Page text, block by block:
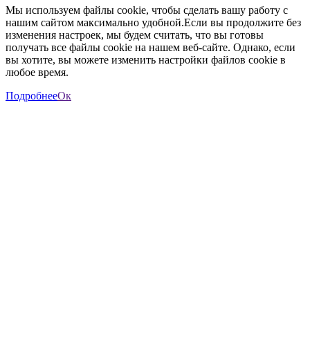
Мы используем файлы cookie, чтобы сделать вашу работу с
нашим сайтом максимально удобной.Если вы продолжите без
изменения настроек, мы будем считать, что вы готовы
получать все файлы cookie на нашем веб-сайте. Однако, если
вы хотите, вы можете изменить настройки файлов cookie в
любое время.
ПодробнееОк